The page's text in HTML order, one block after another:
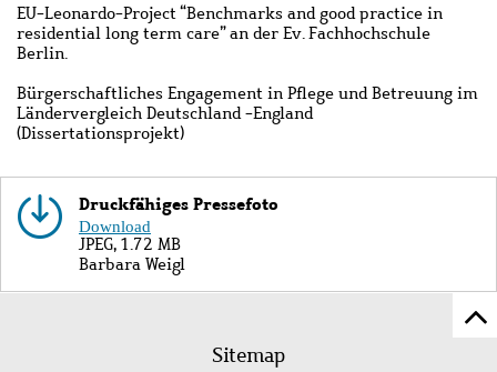
EU-Leonardo-Project “Benchmarks and good practice in
residential long term care” an der Ev. Fachhochschule
Berlin.
Bürgerschaftliches Engagement in Pflege und Betreuung im
Ländervergleich Deutschland -England
(Dissertationsprojekt)
Druckfähiges Pressefoto
Bild
Download
JPEG, 1.72 MB
Copyright
Barbara Weigl
Fußleistenmenü
Sitemap